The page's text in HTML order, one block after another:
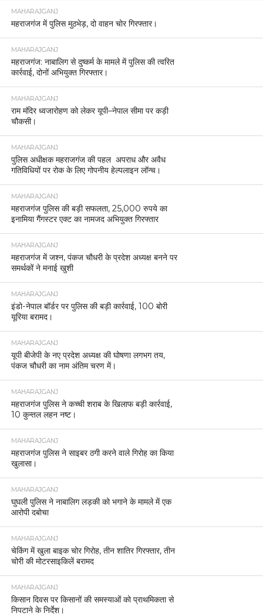
MAHARAJGANJ
महराजगंज में पुलिस मुठभेड़, दो वाहन चोर गिरफ्तार।
MAHARAJGANJ
महराजगंज: नाबालिग से दुष्कर्म के मामले में पुलिस की त्वरित
कार्रवाई, दोनों अभियुक्त गिरफ्तार।
MAHARAJGANJ
राम मंदिर ध्वजारोहण को लेकर यूपी–नेपाल सीमा पर कड़ी
चौकसी।
MAHARAJGANJ
पुलिस अधीक्षक महराजगंज की पहल अपराध और अवैध
गतिविधियों पर रोक के लिए गोपनीय हेल्पलाइन लॉन्च।
MAHARAJGANJ
महराजगंज पुलिस की बड़ी सफलता, 25,000 रुपये का
इनामिया गैंगस्टर एक्ट का नामजद अभियुक्त गिरफ्तार
MAHARAJGANJ
महराजगंज में जश्न, पंकज चौधरी के प्रदेश अध्यक्ष बनने पर
समर्थकों ने मनाई खुशी
MAHARAJGANJ
इंडो-नेपाल बॉर्डर पर पुलिस की बड़ी कार्रवाई, 100 बोरी
यूरिया बरामद।
MAHARAJGANJ
यूपी बीजेपी के नए प्रदेश अध्यक्ष की घोषणा लगभग तय,
पंकज चौधरी का नाम अंतिम चरण में।
MAHARAJGANJ
महराजगंज पुलिस ने कच्ची शराब के खिलाफ बड़ी कार्रवाई,
10 कुन्तल लहन नष्ट।
MAHARAJGANJ
महराजगंज पुलिस ने साइबर ठगी करने वाले गिरोह का किया
खुलासा।
MAHARAJGANJ
घुघली पुलिस ने नाबालिग लड़की को भगाने के मामले में एक
आरोपी दबोचा
MAHARAJGANJ
चेकिंग में खुला बाइक चोर गिरोह, तीन शातिर गिरफ्तार, तीन
चोरी की मोटरसाइकिलें बरामद
MAHARAJGANJ
किसान दिवस पर किसानों की समस्याओं को प्राथमिकता से
निपटाने के निर्देश।